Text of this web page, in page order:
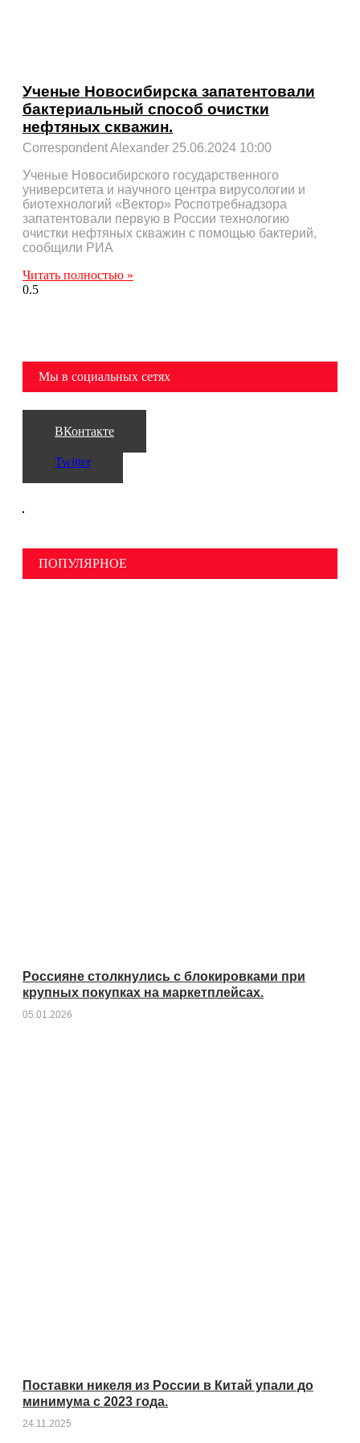
Ученые Новосибирска запатентовали
бактериальный способ очистки
нефтяных скважин.
Correspondent Alexander 25.06.2024 10:00
Ученые Новосибирского государственного
университета и научного центра вирусологии и
биотехнологий «Вектор» Роспотребнадзора
запатентовали первую в России технологию
очистки нефтяных скважин с помощью бактерий,
сообщили РИА
Читать полностью »
Мы в социальных сетях
ВКонтакте
Twitter
ПОПУЛЯРНОЕ
Россияне столкнулись с блокировками при
крупных покупках на маркетплейсах.
05.01.2026
Поставки никеля из России в Китай упали до
минимума с 2023 года.
24.11.2025